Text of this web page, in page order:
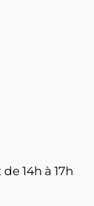
14h à 17h